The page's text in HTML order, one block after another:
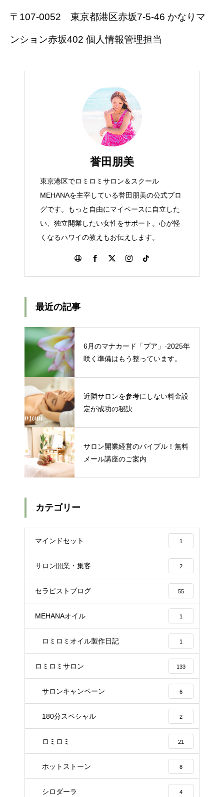
〒107-0052 東京都港区赤坂7-5-46 かなりマ
ンション赤坂402 個人情報管理担当
誉田朋美
東京港区でロミロミサロン＆スクール
MEHANAを主宰している誉田朋美の公式ブロ
グです。もっと自由にマイペースに自立した
い、独立開業したい女性をサポート。心が軽
くなるハワイの教えもお伝えします。
最近の記事
6月のマナカード「プア」‐2025年
咲く準備はもう整っています。
近隣サロンを参考にしない料金設
定が成功の秘訣
サロン開業経営のバイブル！無料
メール講座のご案内
カテゴリー
マインドセット 1
サロン開業・集客 2
セラピストブログ 55
MEHANAオイル 1
ロミロミオイル製作日記 1
ロミロミサロン 133
サロンキャンペーン 6
180分スペシャル 2
ロミロミ 21
ホットストーン 8
シロダーラ 4